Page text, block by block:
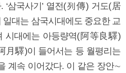
‘삼국사기’ 열전(列傳) 거도(居
대는 삼국시대에도 중요한 교
시대에는 아등량역(阿等良驛)
月驛)이 들어서는 등 월평리는
계속 이어갔다. 이 같은 장안∼